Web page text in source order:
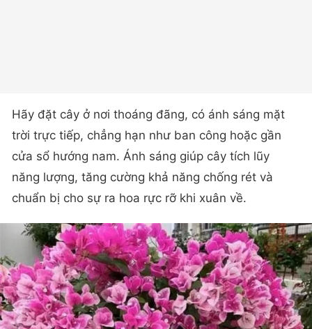
Hãy đặt cây ở nơi thoáng đãng, có ánh sáng mặt
trời trực tiếp, chẳng hạn như ban công hoặc gần
cửa sổ hướng nam. Ánh sáng giúp cây tích lũy
năng lượng, tăng cường khả năng chống rét và
chuẩn bị cho sự ra hoa rực rỡ khi xuân về.